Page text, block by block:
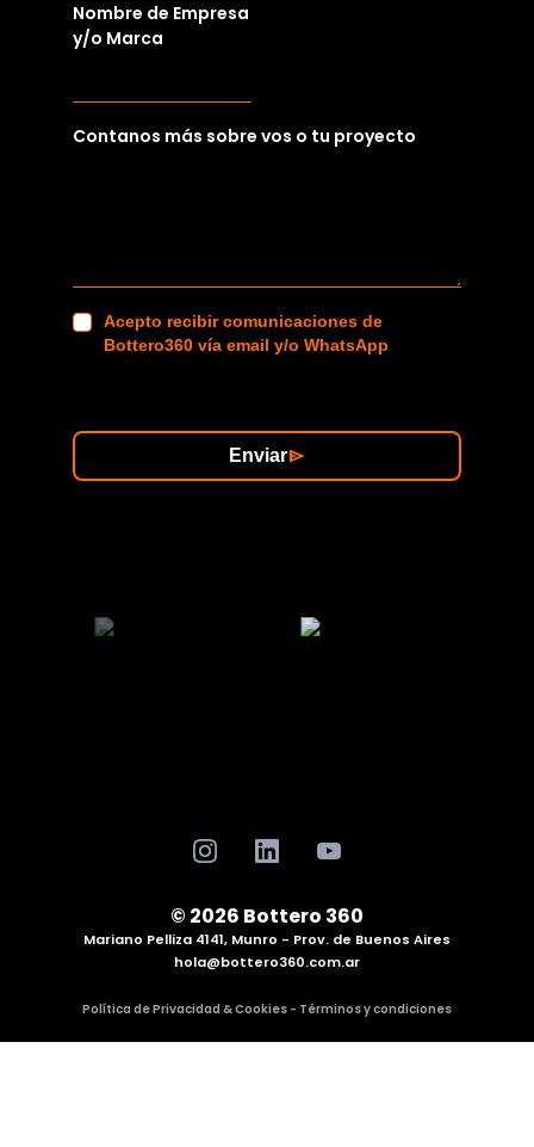
Nombre de Empresa
y/o Marca
Contanos más sobre vos o tu proyecto
Acepto recibir comunicaciones de
Bottero360 vía email y/o WhatsApp
Enviar
© 2026 Bottero 360
Mariano Pelliza 4141, Munro - Prov. de Buenos Aires
hola@bottero360.com.ar
Política de Privacidad & Cookies - Términos y condiciones